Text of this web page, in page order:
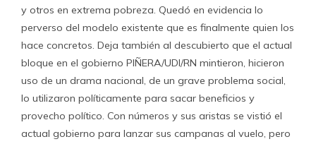
y otros en extrema pobreza. Quedó en evidencia lo
perverso del modelo existente que es finalmente quien los
hace concretos. Deja también al descubierto que el actual
bloque en el gobierno PIÑERA/UDI/RN mintieron, hicieron
uso de un drama nacional, de un grave problema social,
lo utilizaron políticamente para sacar beneficios y
provecho político. Con números y sus aristas se vistió el
actual gobierno para lanzar sus campanas al vuelo, pero